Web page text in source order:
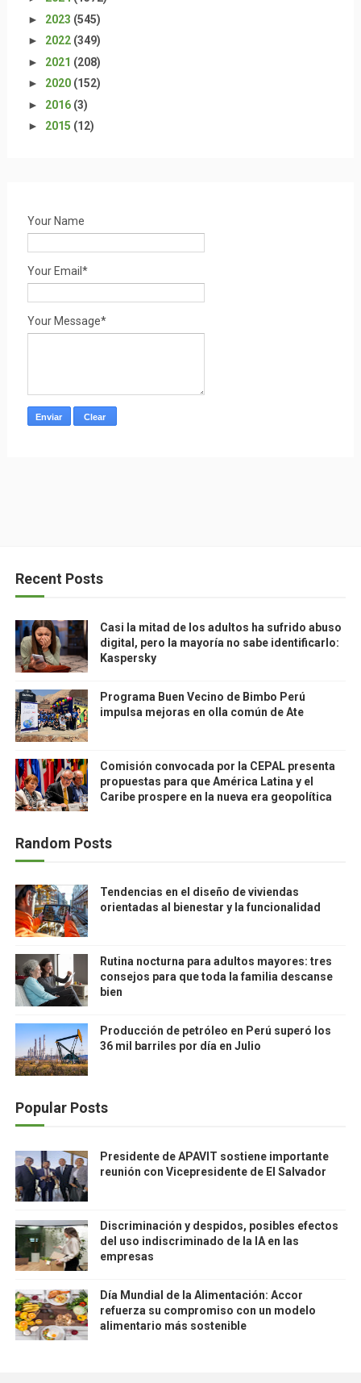
► 2023 (545)
► 2022 (349)
► 2021 (208)
► 2020 (152)
► 2016 (3)
► 2015 (12)
Your Name
Your Email*
Your Message*
Recent Posts
Casi la mitad de los adultos ha sufrido abuso
digital, pero la mayoría no sabe identificarlo:
Kaspersky
Programa Buen Vecino de Bimbo Perú
impulsa mejoras en olla común de Ate
Comisión convocada por la CEPAL presenta
propuestas para que América Latina y el
Caribe prospere en la nueva era geopolítica
Random Posts
Tendencias en el diseño de viviendas
orientadas al bienestar y la funcionalidad
Rutina nocturna para adultos mayores: tres
consejos para que toda la familia descanse
bien
Producción de petróleo en Perú superó los
36 mil barriles por día en Julio
Popular Posts
Presidente de APAVIT sostiene importante
reunión con Vicepresidente de El Salvador
Discriminación y despidos, posibles efectos
del uso indiscriminado de la IA en las
empresas
Día Mundial de la Alimentación: Accor
refuerza su compromiso con un modelo
alimentario más sostenible